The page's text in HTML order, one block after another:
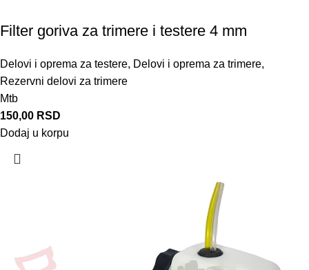
Filter goriva za trimere i testere 4 mm
Delovi i oprema za testere, Delovi i oprema za trimere,
Rezervni delovi za trimere
Mtb
150,00 RSD
Dodaj u korpu